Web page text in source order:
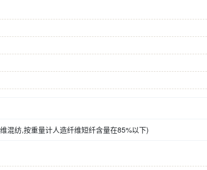
混纺,按重量计人造纤维短纤含量在85%以下)